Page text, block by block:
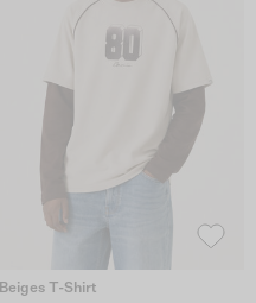
Beiges T-Shirt